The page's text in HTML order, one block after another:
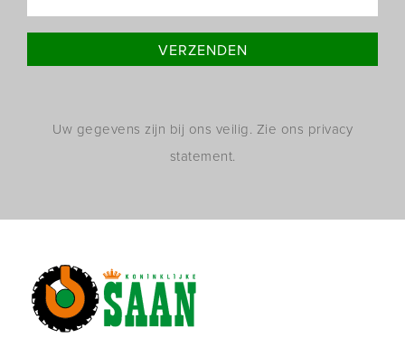
Uw gegevens zijn bij ons veilig. Zie ons privacy
statement.